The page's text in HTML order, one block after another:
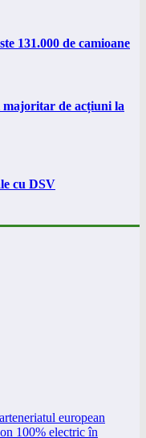
131.000 de camioane
de acțiuni la
cu DSV
european
100% electric în